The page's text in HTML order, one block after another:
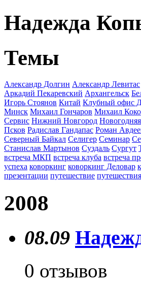
Надежда
Темы
Александр Долгин Александр Левитас
Аркадий Пекаревский Архангельск
Игорь Стоянов Китай Клубный офис
Минск Михаил Гончаров Михаил
Сервис Нижний Новгород
Псков Радислав Гандапас Роман
Северный Байкал Селигер Семинар
Станислав Мартынов Суздаль Сургут
встреча МКП встреча клуба встреча
успеха коворкинг коворкинг Деловар
презентации путешествие путешествия
2008
08.09
0 отзывов